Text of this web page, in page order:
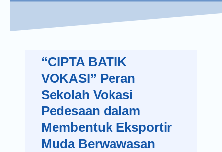
“CIPTA BATIK
VOKASI” Peran
Sekolah Vokasi
Pedesaan dalam
Membentuk Eksportir
Muda Berwawasan